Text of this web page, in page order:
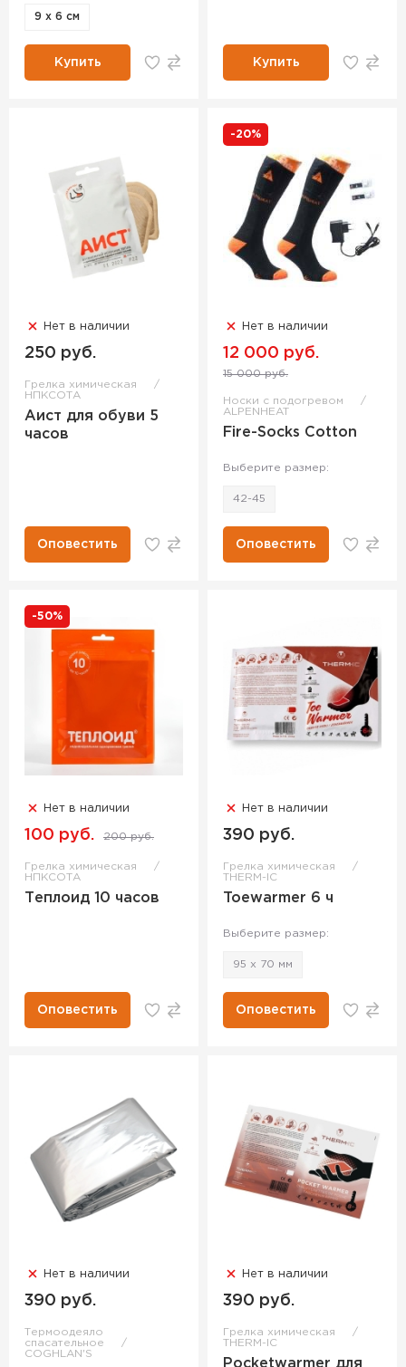
9 x 6 см
Купить Купить
Нет в наличии
250 руб.
Грелка химическая
НПКСОТА
Аист для обуви 5
часов
Оповестить
-20%
Нет в наличии
12 000 руб.
15 000 руб.
Носки с подогревом
ALPENHEAT
Fire-Socks Cotton
Выберите размер:
42-45
Оповестить
-50%
Нет в наличии
100 руб. 200 руб.
Грелка химическая
НПКСОТА
Теплоид 10 часов
Оповестить
Нет в наличии
390 руб.
Грелка химическая
THERM-IC
Toewarmer 6 ч
Выберите размер:
95 х 70 мм
Оповестить
Нет в наличии
390 руб.
Термоодеяло
спасательное
COGHLAN'S
Нет в наличии
390 руб.
Грелка химическая
THERM-IC
Pocketwarmer для